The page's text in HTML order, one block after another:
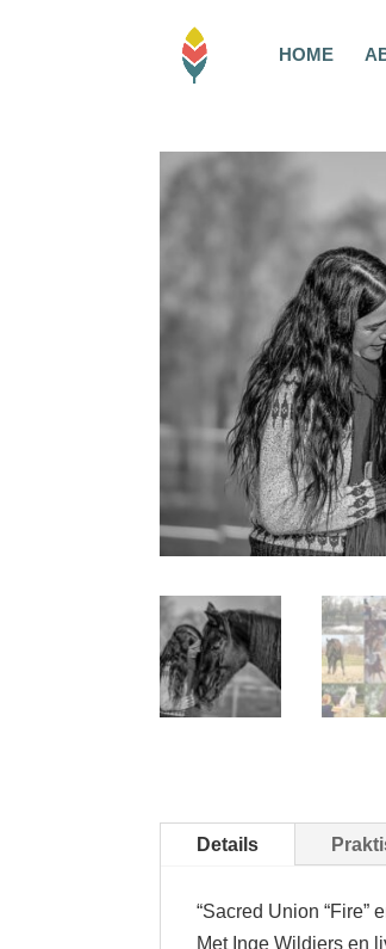
HOME
Details
“Sacred Union “Fire”
Met Inge Wildiers en